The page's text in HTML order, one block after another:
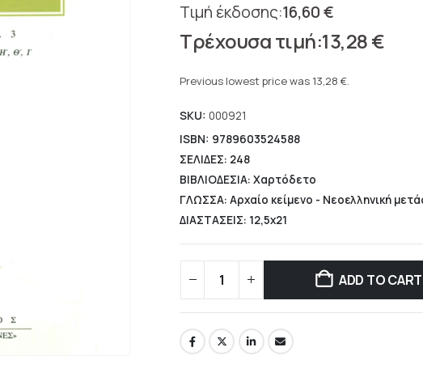
16,60€
Original
price
was:
16,60 €.
13,28€
price
13,28 €.
Previous lowest price was 13,28 €.
SKU: 000921
ISBN: 9789603524588
ΣΕΛΙΔΕΣ: 248
ΒΙΒΛΙΟΔΕΣΙΑ: Χαρτόδετο
ΓΛΩΣΣΑ: Αρχαίο κείμενο - Νεοελληνική
ΔΙΑΣΤΑΣΕΙΣ: 12,5x21
ADD TO CART